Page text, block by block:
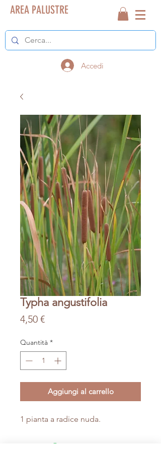
AREA PALUSTRE
Accedi
Typha angustifolia
4,50 €Prezzo
Quantità *
Aggiungi al carrello
1 pianta a radice nuda.